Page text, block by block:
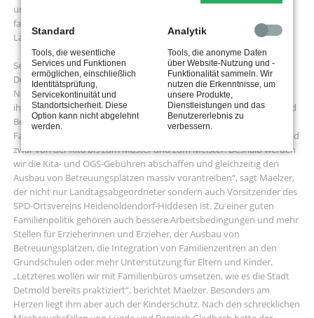
unseren Ideen, Visionen und Zielen für ein sozial gerechtes und
familienfreundliches NRW überzeugen, mit der die SPD bei der
Landtagswahl am 15. Mai antritt“, berichtet Maelzer.
Seit 2010 vertritt der Heidenoldendorfer den Wahlkreis Lippe III in
Düsseldorf und hat sich seither vor allem als Familienpolitiker einen
Namen gemacht. Das hat auch seine Fraktion längst honoriert und
ihm zum Sprecher für diesen Bereich gemacht. Mit Leidenschaft und
Beharrlichkeit kämpft Maelzer seither für eine gerechtere
Familienpolitik. „Dazu gehört, dass Bildung kostenfrei sein muss. Und
zwar von der Kita bis zum Master und zum Meister. Deshalb werden
wir die Kita- und OGS-Gebühren abschaffen und gleichzeitig den
Ausbau von Betreuungsplätzen massiv vorantreiben“, sagt Maelzer,
der nicht nur Landtagsabgeordneter sondern auch Vorsitzender des
SPD-Ortsvereins Heidenoldendorf-Hiddesen ist. Zu einer guten
Familienpolitik gehören auch bessere Arbeitsbedingungen und mehr
Stellen für Erzieherinnen und Erzieher, der Ausbau von
Betreuungsplätzen, die Integration von Familienzentren an den
Grundschulen oder mehr Unterstützung für Eltern und Kinder.
„Letzteres wollen wir mit Familienbüros umsetzen, wie es die Stadt
Detmold bereits praktiziert“, berichtet Maelzer. Besonders am
Herzen liegt ihm aber auch der Kinderschutz. Nach den schrecklichen
Standard
Tools, die wesentliche
Services und Funktionen
ermöglichen, einschließlich
Identitätsprüfung,
Servicekontinuität und
Standortsicherheit. Diese
Option kann nicht abgelehnt
werden.
Analytik
Tools, die anonyme Daten
über Website-Nutzung und -
Funktionalität sammeln. Wir
nutzen die Erkenntnisse, um
unsere Produkte,
Dienstleistungen und das
Benutzererlebnis zu
verbessern.